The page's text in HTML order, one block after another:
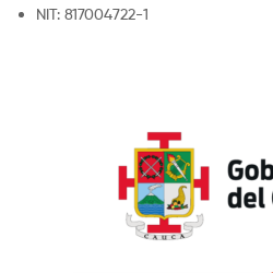
NIT: 817004722-1